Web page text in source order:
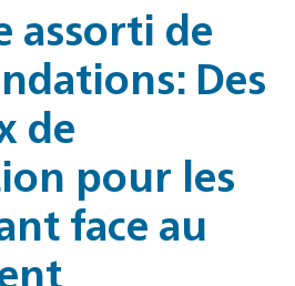
assorti de
Des
de
pour les
face au